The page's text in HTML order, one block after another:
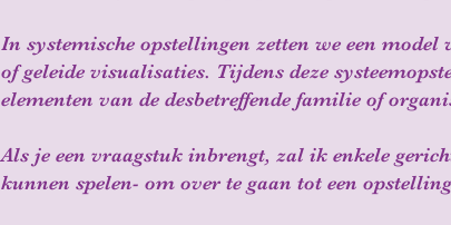
In systemische opstellingen zetten we een
of geleide visualisaties. Tijdens deze
elementen van de desbetreffende familie of
Als je een vraagstuk inbrengt, zal ik enkele
kunnen spelen- om over te gaan tot een